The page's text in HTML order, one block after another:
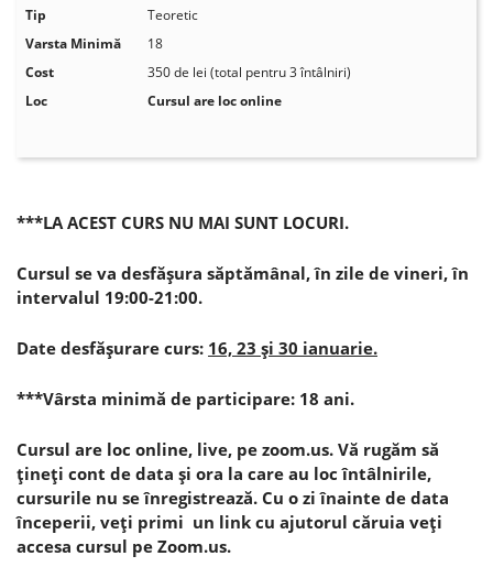
Tip
Teoretic
Varsta Minimă
18
Cost
350 de lei (total pentru 3 întâlniri)
Loc
Cursul are loc online
***LA ACEST CURS NU MAI SUNT LOCURI.
Cursul se va desfăşura săptămânal, în zile de vineri, în
intervalul 19:00-21:00.
Date desfăşurare curs: 16, 23 şi 30 ianuarie.
***Vârsta minimă de participare: 18 ani.
Cursul are loc online, live, pe zoom.us. Vă rugăm să
ţineţi cont de data şi ora la care au loc întâlnirile,
cursurile nu se înregistrează. Cu o zi înainte de data
începerii, veţi primi un link cu ajutorul căruia veţi
accesa cursul pe Zoom.us.